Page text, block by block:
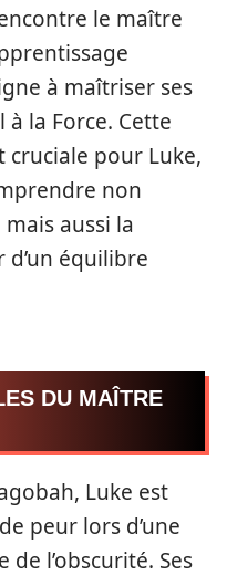
le maître
à maîtriser ses
la Force. Cette
pour Luke,
non
aussi la
équilibre
DU MAÎTRE
Luke est
peur lors d’une
l’obscurité. Ses